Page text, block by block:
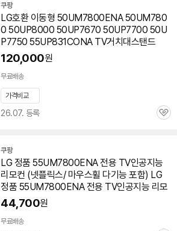
쿠팡
LG호환 이동형 50UM7800ENA 50UM780
0 50UP8000 50UP7670 50UP7700 50U
P7750 55UP831CONA TV거치대스탠드
120,000원
무료배송
가격비교
26.07. 등록
관
쿠팡
LG 정품 55UM7800ENA전용 TV인공지능
리모컨 (넷플릭스/ 마우스휠 다기능 포함) LG
정품 55UM7800ENA전용 TV인공지능 리모
44,700원
무료배송